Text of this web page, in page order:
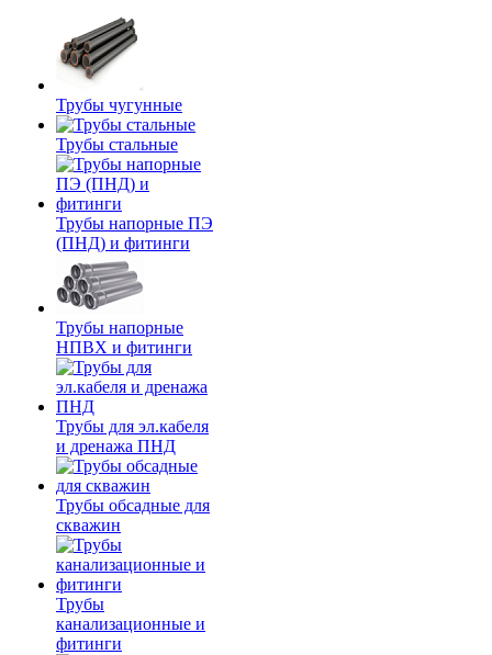
Трубы чугунные
Трубы стальные
Трубы напорные ПЭ
(ПНД) и фитинги
Трубы напорные
НПВХ и фитинги
Трубы для эл.кабеля
и дренажа ПНД
Трубы обсадные для
скважин
Трубы
канализационные и
фитинги